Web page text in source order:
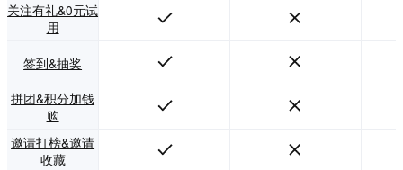
关注有礼&0元试
用
签到&抽奖
拼团&积分加钱
购
邀请打榜&邀请
收藏